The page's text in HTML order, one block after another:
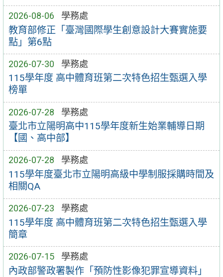
2026-08-06 學務處
教育部修正「臺灣國際學生創意設計大賽實施要
點」第6點
2026-07-30 學務處
115學年度 高中體育班第二次特色招生甄選入學
榜單
2026-07-28 學務處
臺北市立陽明高中115學年度新生始業輔導日期
【國、高中部】
2026-07-28 學務處
115學年度臺北市立陽明高級中學制服採購時間及
相關QA
2026-07-23 學務處
115學年度 高中體育班第二次特色招生甄選入學
簡章
2026-07-15 學務處
內政部警政署製作「預防性影像犯罪宣導資料」